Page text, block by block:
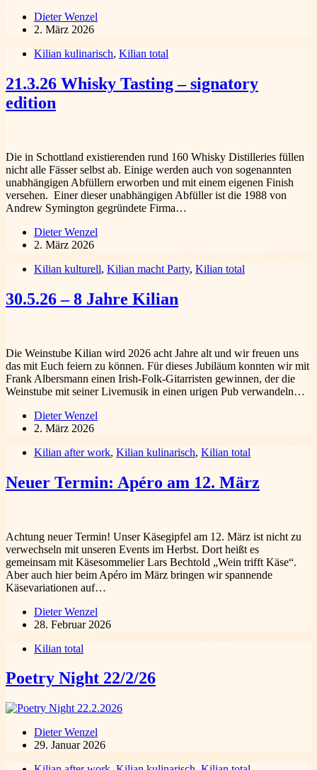
Dieter Wenzel
2. März 2026
Kilian kulinarisch, Kilian total
21.3.26 Whisky Tasting – signatory
edition
Die in Schottland existierenden rund 160 Whisky Distilleries füllen
nicht alle Fässer selbst ab. Einige werden auch von sogenannten
unabhängigen Abfüllern erworben und mit einem eigenen Finish
versehen. Einer dieser unabhängigen Abfüller ist die 1988 von
Andrew Symington gegründete Firma…
Dieter Wenzel
2. März 2026
Kilian kulturell, Kilian macht Party, Kilian total
30.5.26 – 8 Jahre Kilian
Die Weinstube Kilian wird 2026 acht Jahre alt und wir freuen uns
das mit Euch feiern zu können. Für dieses Jubiläum konnten wir mit
Frank Albersmann einen Irish-Folk-Gitarristen gewinnen, der die
Weinstube mit seiner Livemusik in einen urigen Pub verwandeln…
Dieter Wenzel
2. März 2026
Kilian after work, Kilian kulinarisch, Kilian total
Neuer Termin: Apéro am 12. März
Achtung neuer Termin! Unser Käsegipfel am 12. März ist nicht zu
verwechseln mit unseren Events im Herbst. Dort heißt es
gemeinsam mit Käsesommelier Lars Bechtold „Wein trifft Käse“.
Aber auch hier beim Apéro im März bringen wir spannende
Käsevariationen auf…
Dieter Wenzel
28. Februar 2026
Kilian total
Poetry Night 22/2/26
Dieter Wenzel
29. Januar 2026